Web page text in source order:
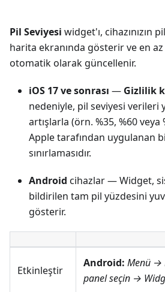
Pil Seviyesi widget'ı, cihazınızın
harita ekranında gösterir ve en
otomatik olarak güncellenir.
iOS 17 ve sonrası — Gizlilik
nedeniyle, pil seviyesi verileri
artışlarla (örn. %35, %60 veya
Apple tarafından uygulanan
sınırlamasıdır.
Android cihazlar — Widget,
bildirilen tam pil yüzdesini
gösterir.
Etkinleştir
Android: Menü →
panel seçin →